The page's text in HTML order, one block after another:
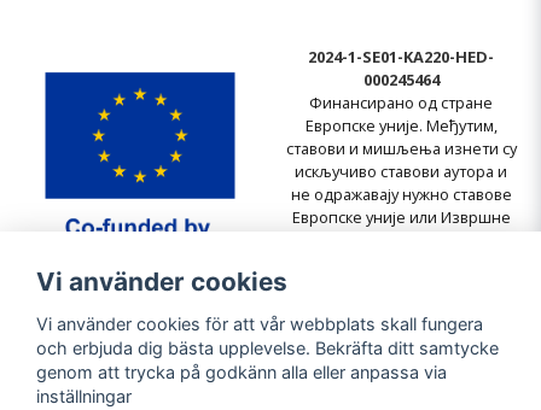
2024-1-SE01-KA220-HED-
000245464
Финансирано од стране
Европске уније. Међутим,
ставови и мишљења изнети су
искључиво ставови аутора и
не одражавају нужно ставове
Европске уније или Извршне
Vi använder cookies
Vi använder cookies för att vår webbplats skall fungera
och erbjuda dig bästa upplevelse. Bekräfta ditt samtycke
genom att trycka på godkänn alla eller anpassa via
inställningar